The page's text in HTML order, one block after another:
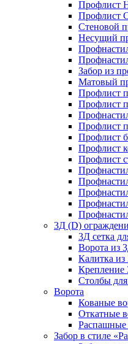
Профлист
Профлист
Стеновой
Несущий
Забор из
Матовый
Профлист
Профлист
Профлист
Профлист
Профлист
Профлист
3Д (D)
3Д сетка
Ворота из
Калитка из
Крепление
Столбы для
Ворота
Кованые
Откатные
Распашные
Забор в стиле